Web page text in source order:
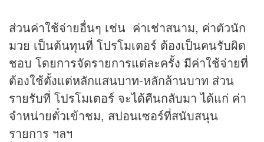
ส่วนค่าใช้จ่ายอื่นๆ เช่น ค่าเช่าสนาม, ค่าตัวนัก
มวย เป็นต้นทุนที่ โปรโมเตอร์ ต้องเป็นคนรับผิด
ชอบ โดยการจัดรายการแต่ละครั้ง มีค่าใช้จ่ายที่
ต้องใช้ตั้งแต่หลักแสนบาท-หลักล้านบาท ส่วน
รายรับที่ โปรโมเตอร์ จะได้คืนกลับมา ได้แก่ ค่า
จำหน่ายตั๋วเข้าชม, สปอนเซอร์ที่สนับสนุน
รายการ ฯลฯ